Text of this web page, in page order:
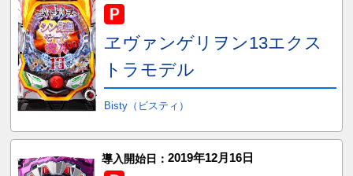
ヱヴァンゲリヲン13エクス
トラモデル
Bisty（ビスティ）
導入開始日： 2019年12月16日